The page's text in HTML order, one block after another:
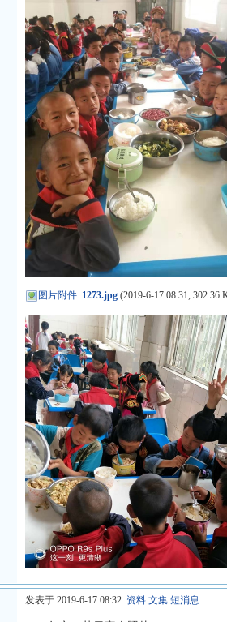
图片附件: 1273.jpg (2019-6-17 08:31, 302.36
发表于 2019-6-17 08:32 资料 文集 短消息